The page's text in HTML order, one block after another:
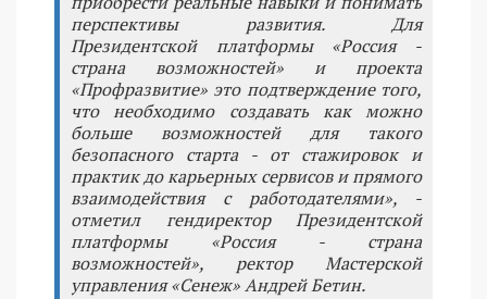
перспективы развития. Для
Президентской платформы «Россия -
страна возможностей» и проекта
«Профразвитие» это подтверждение того,
что необходимо создавать как можно
больше возможностей для такого
безопасного старта - от стажировок и
практик до карьерных сервисов и прямого
взаимодействия с работодателями», -
отметил гендиректор Президентской
платформы «Россия - страна
возможностей», ректор Мастерской
управления «Сенеж» Андрей Бетин.